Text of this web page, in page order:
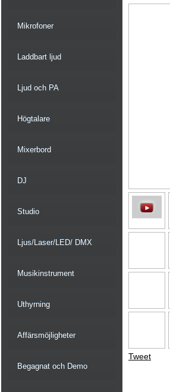
Mikrofoner
Laddbart ljud
Ljud och PA
Högtalare
Mixerbord
DJ
Studio
Ljus/Laser/LED/ DMX
Musikinstrument
Uthyrning
Affärsmöjligheter
Begagnat och Demo
Tweet